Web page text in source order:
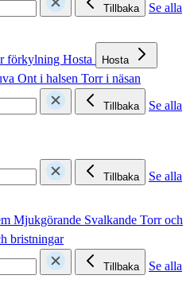
Tillbaka
Se alla
förkylning Hosta Hosta
Ont i halsen Torr i näsan
Tillbaka
Se alla
Tillbaka
Se alla
Mjukgörande Svalkande Torr och
bristningar
Tillbaka
Se alla